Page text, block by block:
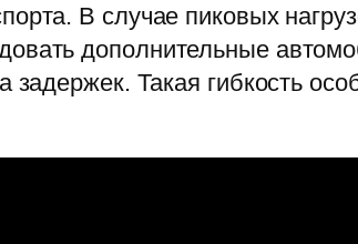
В случае пиковых
дополнительные
задержек. Такая гибкость